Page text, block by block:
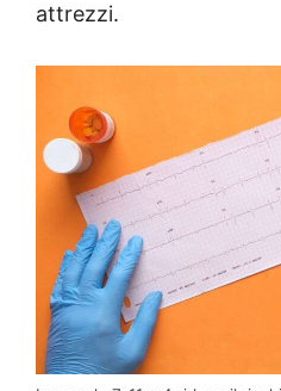
attrezzi.